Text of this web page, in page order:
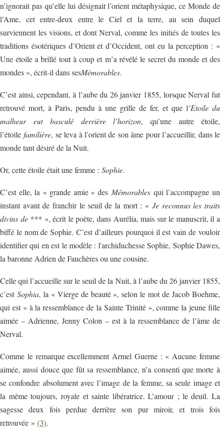
n’ignorait pas qu’elle lui désignait l’orient métaphysique, ce Monde de
l’Ame, cet entre-deux entre le Ciel et la terre, au sein duquel
surviennent les visions, et dont Nerval, comme les initiés de toutes les
traditions ésotériques d’Orient et d’Occident, ont eu la perception : «
Une étoile a brillé tout à coup et m’a révélé le secret du monde et des
mondes », écrit-il dans sesMémorables.
C’est ainsi, cependant, à l’aube du 26 janvier 1855, lorsque Nerval fut
retrouvé mort, à Paris, pendu à une grille de fer, et que l’Etoile du
malheur eut basculé derrière l’horizon, qu’une autre étoile,
l’étoilefamilière, se leva à l’orient de son âme pour l’accueillir, dans le
monde tant désiré de la Nuit.
Or, cette étoile était une femme : Sophie.
C’est elle, la « grande amie » des Mémorablesqui l’accompagne un
instant avant de franchir le seuil de la mort : « Je reconnus les traits
divins de *** », écrit le poète, dans Aurélia, mais sur le manuscrit, il a
biffé le nom de Sophie. C’est d’ailleurs pourquoi il est vain de vouloir
identifier qui en est le modèle : l'archiduchesse Sophie, Sophie Dawes,
la baronne Adrien de Fauchères ou une cousine.
Celle qui l’accueille sur le seuil de la Nuit, à l’aube du 26 janvier 1855,
c’est Sophia, la « Vierge de beauté », selon le mot de Jacob Boehme,
qui est « à la ressemblance de la Sainte Trinité », comme la jeune fille
aimée – Adrienne, Jenny Colon – est à la ressemblance de l’âme de
Nerval.
Comme le remarque excellemment Armel Guerne : « Aucune femme
aimée, aussi douce que fût sa ressemblance, n’a consenti que morte à
se confondre absolument avec l’image de la femme, sa seule image et
la même toujours, royale et sainte libératrice. L’amour ; le deuil. La
sagesse deux fois perdue derrière son pur miroir, et trois fois
retrouvée » (3).